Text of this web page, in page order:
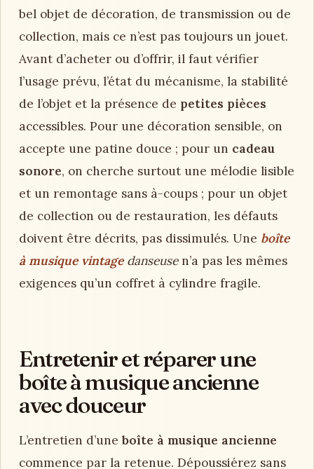
bel objet de décoration, de transmission ou de
collection, mais ce n’est pas toujours un jouet.
Avant d’acheter ou d’offrir, il faut vérifier
l’usage prévu, l’état du mécanisme, la stabilité
de l’objet et la présence de petites pièces
accessibles. Pour une décoration sensible, on
accepte une patine douce ; pour un cadeau
sonore, on cherche surtout une mélodie lisible
et un remontage sans à-coups ; pour un objet
de collection ou de restauration, les défauts
doivent être décrits, pas dissimulés. Une boîte
à musique vintagedanseusen’a pas les mêmes
exigences qu’un coffret à cylindre fragile.
Entretenir et réparer une
boîte à musique ancienne
avec douceur
L’entretien d’uneboîte à musique ancienne
commence par la retenue. Dépoussiérez sans